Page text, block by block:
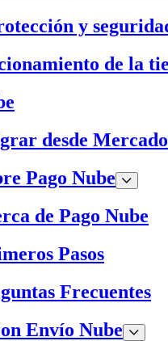
y
de la
desde Mercado
Pago Nube
de Pago Nube
Pasos
Frecuentes
Envío Nube